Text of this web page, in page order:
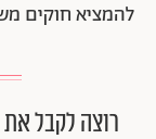
להמציא חוקים
רוצה לקבל את